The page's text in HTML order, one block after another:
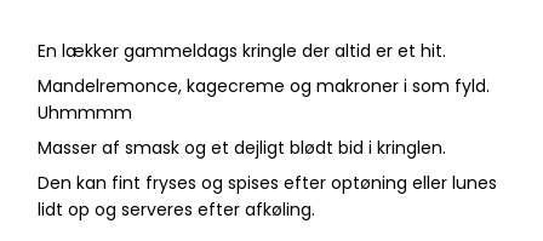
En lækker gammeldags kringle der altid er et hit.
Mandelremonce, kagecreme og makroner i som fyld.
Uhmmmm
Masser af smask og et dejligt blødt bid i kringlen.
Den kan fint fryses og spises efter optøning eller lunes
lidt op og serveres efter afkøling.